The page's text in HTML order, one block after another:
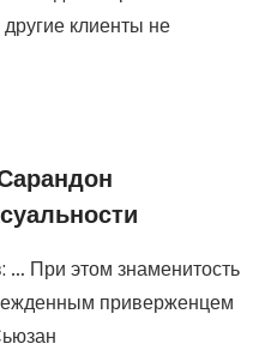
клиенты не
… При этом знаменитость
приверженцем